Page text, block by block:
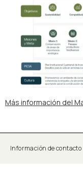
Más información del
Información de contacto